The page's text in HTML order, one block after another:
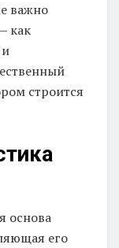
важно
как
строится
основа
его